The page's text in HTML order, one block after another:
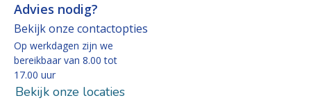
Advies nodig?
Bekijk onze contactopties
Op werkdagen zijn we
bereikbaar van 8.00 tot
17.00 uur
Bekijk onze locaties